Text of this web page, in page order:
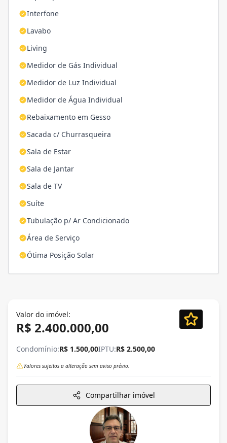
Interfone
Lavabo
Living
Medidor de Gás Individual
Medidor de Luz Individual
Medidor de Água Individual
Rebaixamento em Gesso
Sacada c/ Churrasqueira
Sala de Estar
Sala de Jantar
Sala de TV
Suíte
Tubulação p/ Ar Condicionado
Área de Serviço
Ótima Posição Solar
Valor do imóvel:
R$ 2.400.000,00
Condomínio:R$ 1.500,00IPTU:R$ 2.500,00
Valores sujeitos a alteração sem aviso prévio.
Compartilhar imóvel